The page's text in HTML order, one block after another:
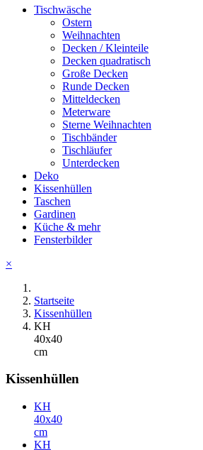
Tischwäsche
Ostern
Weihnachten
Decken / Kleinteile
Decken quadratisch
Große Decken
Runde Decken
Mitteldecken
Meterware
Sterne Weihnachten
Tischbänder
Tischläufer
Unterdecken
Deko
Kissenhüllen
Taschen
Gardinen
Küche & mehr
Fensterbilder
×
Startseite
Kissenhüllen
KH
40x40
cm
Kissenhüllen
KH
40x40
cm
KH